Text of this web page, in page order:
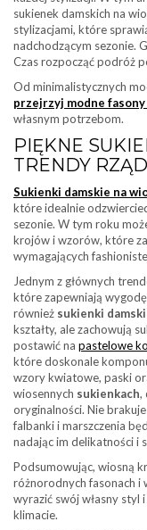
sukienek damskich na
stylizacjami, które
nadchodzącym sezonie.
Czas rozpocząć podróż
Od minimalistycznych
przejrzyj modne
własnym potrzebom.
PIĘKNE
TRENDY
Sukienki damskie na
które idealnie
sezonie. W tym roku
krojów i wzorów, które
wymagających
Jednym z głównych
które zapewniają
również sukienki
kształty, ale zachowują
postawić na pastelowe
które doskonale
wzory kwiatowe, paski
wiosennych sukienkach,
oryginalności. Nie
falbanki i marszczenia
nadając im delikatności i
Podsumowując, wiosną
różnorodnych fasonach i
wyrazić swój własny styl
klimacie.